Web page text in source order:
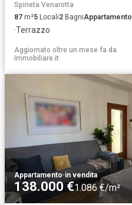
Spineta Venarotta
87 m²5 Locali2 BagniAppartamento
·Terrazzo
Aggiornato oltre un mese fa da
Immobiliare.it
Appartamento·in vendita
138.000 €1.086 €/m²